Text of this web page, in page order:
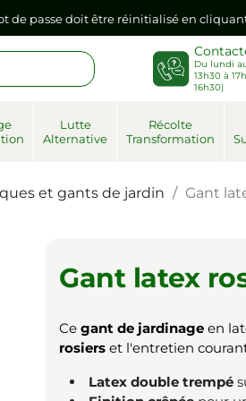
internet, il doit être réenregistré à la
de passe doit être réinitialisé en
il doit être réenregistré à la
Du lundi
13h30 à
16h30)
Lutte
Alternative
Récolte
Transformation
et gants de jardin Gant
Gant latex
Ce gant de jardinage en
rosiers et l'entretien
Latex double trempé